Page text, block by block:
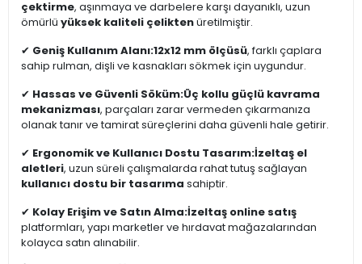
çektirme, aşınmaya ve darbelere karşı dayanıklı, uzun
ömürlü yüksek kaliteli çeliktenüretilmiştir.
✔ Geniş Kullanım Alanı:12x12 mm ölçüsü, farklı çaplara
sahip rulman, dişli ve kasnakları sökmek için uygundur.
✔ Hassas ve Güvenli Söküm:Üç kollu güçlü kavrama
mekanizması, parçaları zarar vermeden çıkarmanıza
olanak tanır ve tamirat süreçlerini daha güvenli hale getirir.
✔ Ergonomik ve Kullanıcı Dostu Tasarım:İzeltaş el
aletleri, uzun süreli çalışmalarda rahat tutuş sağlayan
kullanıcı dostu bir tasarıma sahiptir.
✔ Kolay Erişim ve Satın Alma:İzeltaş online satış
platformları, yapı marketler ve hırdavat mağazalarından
kolayca satın alınabilir.